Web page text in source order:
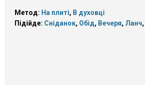
Метод: На плиті, В духовці
Підійде: Сніданок, Обід, Вечеря, Ланч,